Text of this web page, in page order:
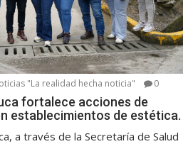
"La realidad hecha noticia" 0
fortalece acciones de
establecimientos de estética.
a través de la Secretaría de Salud